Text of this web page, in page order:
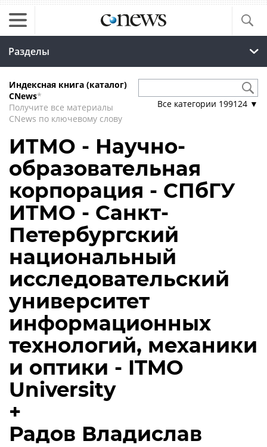
Разделы
Индексная книга (каталог)
CNews*
Получите все материалы
CNews по ключевому слову
Все категории 199124 ▼
ИТМО - Научно-
образовательная
корпорация - СПбГУ
ИТМО - Санкт-
Петербургский
национальный
исследовательский
университет
информационных
технологий, механики
и оптики - ITMO
University
+
Радов Владислав